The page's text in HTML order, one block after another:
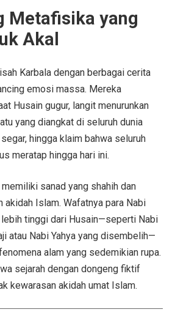
Metafisika yang
Akal
Karbala dengan berbagai cerita
emosi massa. Mereka
Husain gugur, langit menurunkan
yang diangkat di seluruh dunia
hingga klaim bahwa seluruh
meratap hingga hari ini.
sanad yang shahih dan
akidah Islam. Wafatnya para Nabi
lebih tinggi dari Husain—seperti Nabi
atau Nabi Yahya yang disembelih—
alam yang sedemikian rupa.
sejarah dengan dongeng fiktif
kewarasan akidah umat Islam.